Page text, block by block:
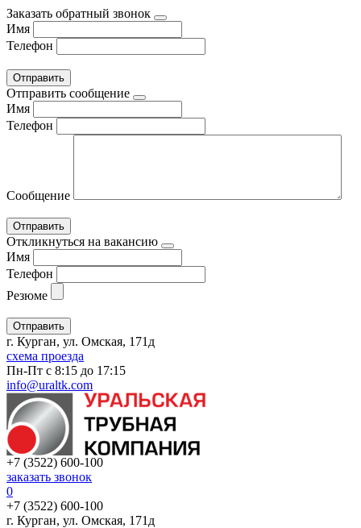
Заказать обратный звонок
Имя
Телефон
Отправить сообщение
Имя
Телефон
Сообщение
Откликнуться на вакансию
Имя
Телефон
Резюме
г. Курган, ул. Омская, 171д
схема проезда
Пн-Пт с 8:15 до 17:15
info@uraltk.com
+7 (3522) 600-100
заказать звонок
0
+7 (3522) 600-100
г. Курган, ул. Омская, 171д